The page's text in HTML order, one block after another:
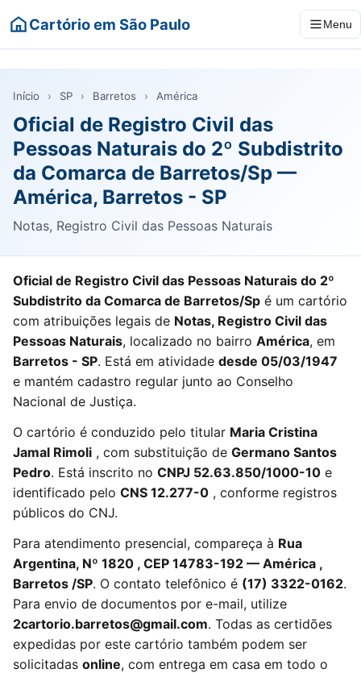
Cartório em São Paulo Menu
Início › SP › Barretos › América
Oficial de Registro Civil das
Pessoas Naturais do 2º Subdistrito
da Comarca de Barretos/Sp —
América, Barretos - SP
Notas, Registro Civil das Pessoas Naturais
Oficial de Registro Civil das Pessoas Naturais do 2º
Subdistrito da Comarca de Barretos/Sp é um cartório
com atribuições legais de Notas, Registro Civil das
Pessoas Naturais, localizado no bairro América, em
Barretos - SP. Está em atividade desde 05/03/1947
e mantém cadastro regular junto ao Conselho
Nacional de Justiça.
O cartório é conduzido pelo titular Maria Cristina
Jamal Rimoli , com substituição de Germano Santos
Pedro. Está inscrito no CNPJ 52.63.850/1000-10 e
identificado pelo CNS 12.277-0 , conforme registros
públicos do CNJ.
Para atendimento presencial, compareça à Rua
Argentina, Nº 1820 , CEP 14783-192 — América ,
Barretos /SP. O contato telefônico é (17) 3322-0162.
Para envio de documentos por e-mail, utilize
2cartorio.barretos@gmail.com. Todas as certidões
expedidas por este cartório também podem ser
solicitadas online, com entrega em casa em todo o